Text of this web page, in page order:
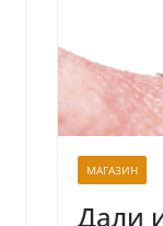
МАГАЗИН
Дали